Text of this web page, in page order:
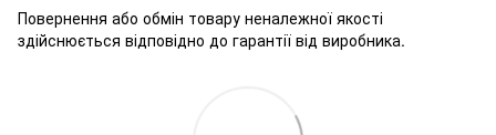
Повернення або обмін товару неналежної якості
здійснюється відповідно до гарантії від виробника.